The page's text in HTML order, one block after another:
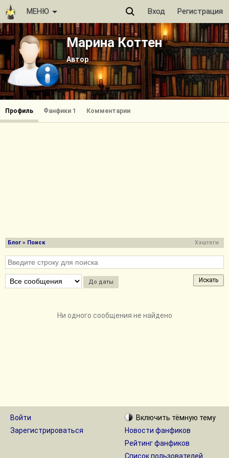
МЕНЮ Вход Регистрация
Марина Коттен
Автор
Профиль Фанфики 1 Комментарии
Блог » Поиск Хэштеги
До даты
Ни одного сообщения не найдено
Войти
Зарегистрироваться
Включить тёмную тему
Новости фанфиков
Рейтинг фанфиков
Список пользователей